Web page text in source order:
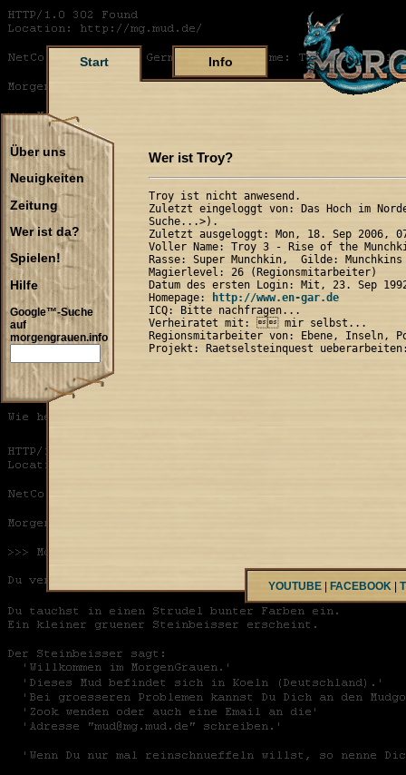
Start Info
Über uns
Neuigkeiten
Zeitung
Wer ist da?
Spielen!
Hilfe
Google™-Suche
auf
morgengrauen.info
Wer ist Troy?
Troy ist nicht anwesend.
Zuletzt eingeloggt von: Das Hoch im
Suche...>).
Zuletzt ausgeloggt: Mon, 18. Sep 2006,
Voller Name: Troy 3 - Rise of the
Rasse: Super Munchkin,  Gilde:
Magierlevel: 26 (Regionsmitarbeiter)
Datum des ersten Login: Mit, 23. Sep
Homepage:
http://www.en-gar.de
ICQ: Bitte nachfragen...
Verheiratet mit:  mir selbst...
Regionsmitarbeiter von: Ebene, Inseln,
YOUTUBE FACEBOOK